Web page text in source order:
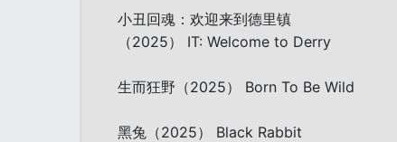
小丑回魂：欢迎来到德里镇
（2025） IT: Welcome to Derry
生而狂野（2025） Born To Be Wild
黑兔（2025） Black Rabbit